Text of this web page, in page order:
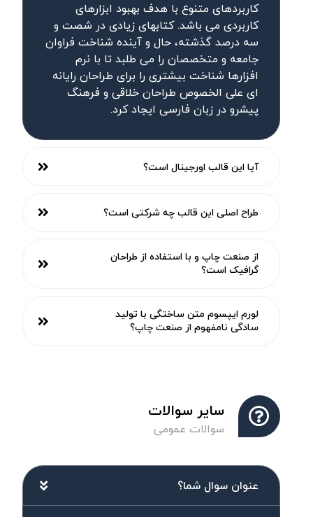
کاربردهای متنوع با هدف بهبود ابزارهای
کاربردی می باشد. کتابهای زیادی در شصت و
سه درصد گذشته، حال و آینده شناخت فراوان
جامعه و متخصصان را می طلبد تا با نرم
افزارها شناخت بیشتری را برای طراحان رایانه
ای علی الخصوص طراحان خلاقی و فرهنگ
پیشرو در زبان فارسی ایجاد کرد.
آیا این قالب اورجینال است؟
طراح اصلی این قالب چه شرکتی است؟
از صنعت چاپ و با استفاده از طراحان
گرافیک است؟
لورم ایپسوم متن ساختگی با تولید
سادگی نامفهوم از صنعت چاپ؟
سایر سوالات
سوالات عمومی
عنوان سوال شما؟